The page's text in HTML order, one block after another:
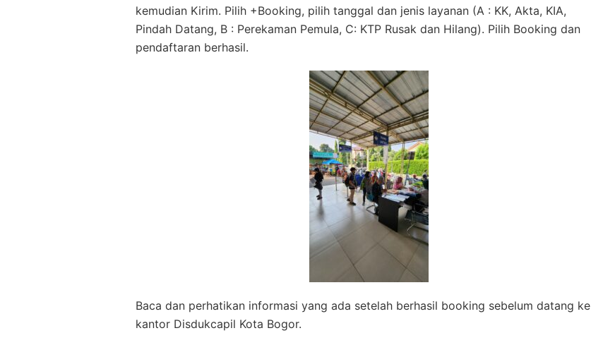
kemudian Kirim. Pilih +Booking, pilih tanggal dan jenis layanan (A : KK, Akta, KIA,
Pindah Datang, B : Perekaman Pemula, C: KTP Rusak dan Hilang). Pilih Booking dan
pendaftaran berhasil.
Baca dan perhatikan informasi yang ada setelah berhasil booking sebelum datang ke
kantor Disdukcapil Kota Bogor.